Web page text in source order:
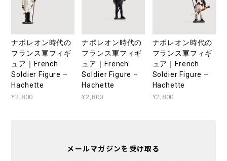
ナポレオン時代の
フランス軍フィギ
ュア｜French
Soldier Figure –
Hachette
¥2,800
ナポレオン時代の
フランス軍フィギ
ュア｜French
Soldier Figure –
Hachette
¥2,800
ナポレオン時代の
フランス軍フィギ
ュア｜French
Soldier Figure –
Hachette
¥2,800
メールマガジンを受け取る